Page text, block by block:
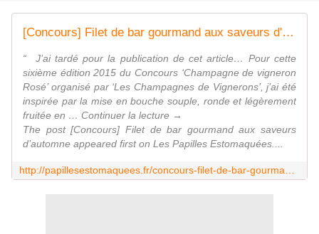
[Concours] Filet de bar gourmand aux saveurs d'automne
“ J’ai tardé pour la publication de cet article… Pour cette
sixième édition 2015 du Concours ‘Champagne de vigneron
Rosé’ organisé par ‘Les Champagnes de Vignerons’, j’ai été
inspirée par la mise en bouche souple, ronde et légèrement
fruitée en … Continuer la lecture →
The post [Concours] Filet de bar gourmand aux saveurs
d’automne appeared first on Les Papilles Estomaquées....